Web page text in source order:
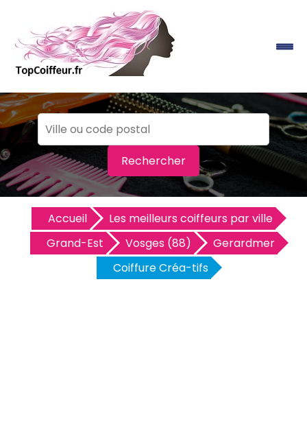
Rechercher
Accueil
Les meilleurs coiffeurs par ville
Grand-Est
Vosges (88)
Gerardmer
Coiffure Créa-tifs